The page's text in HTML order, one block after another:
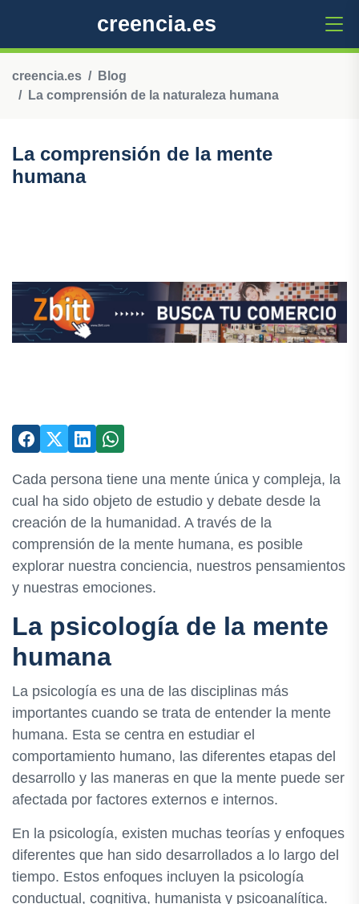
creencia.es
creencia.es
Blog
La comprensión de la naturaleza humana
La comprensión de la mente
humana
Cada persona tiene una mente única y compleja, la
cual ha sido objeto de estudio y debate desde la
creación de la humanidad. A través de la
comprensión de la mente humana, es posible
explorar nuestra conciencia, nuestros pensamientos
y nuestras emociones.
La psicología de la mente
humana
La psicología es una de las disciplinas más
importantes cuando se trata de entender la mente
humana. Esta se centra en estudiar el
comportamiento humano, las diferentes etapas del
desarrollo y las maneras en que la mente puede ser
afectada por factores externos e internos.
En la psicología, existen muchas teorías y enfoques
diferentes que han sido desarrollados a lo largo del
tiempo. Estos enfoques incluyen la psicología
conductual, cognitiva, humanista y psicoanalítica.